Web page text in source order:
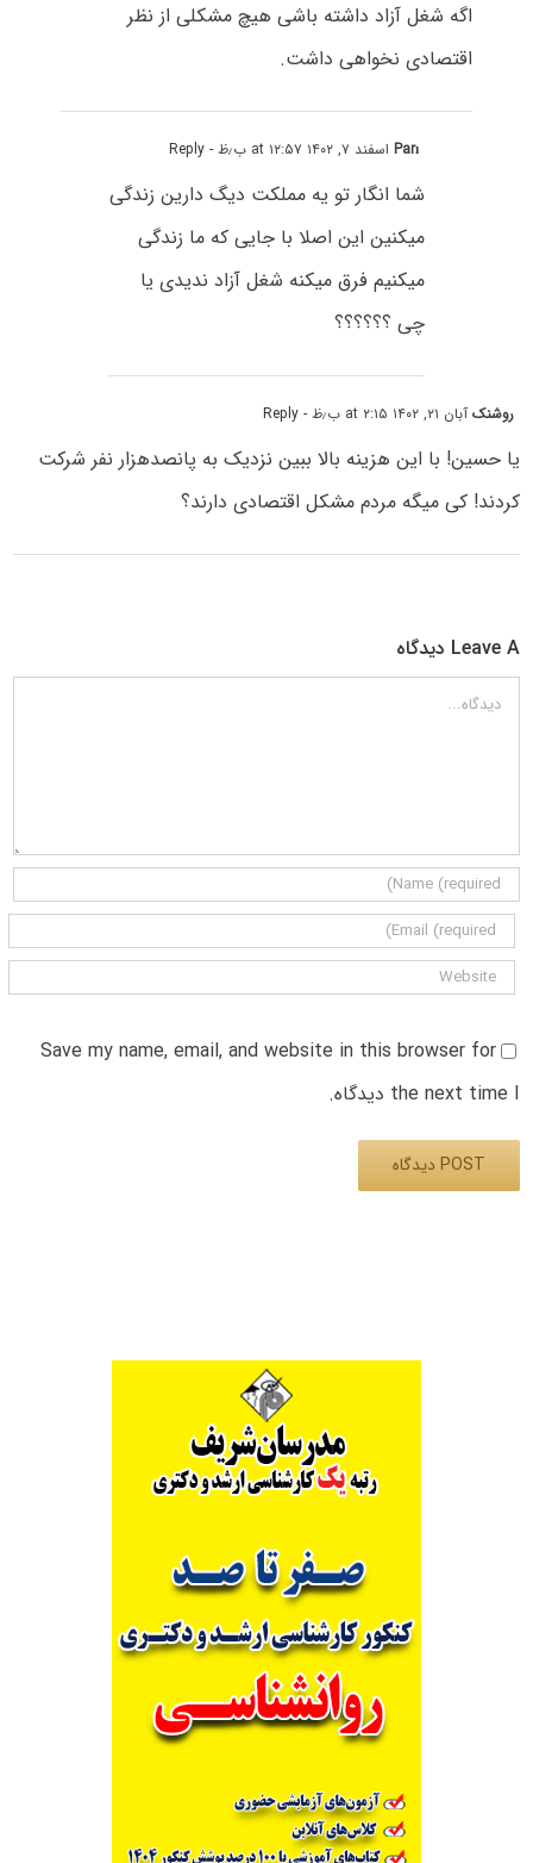
اگه شغل آزاد داشته باشی هیچ مشکلی از نظر
اقتصادی نخواهی داشت.
Parıاسفند ۷, ۱۴۰۲ at ۱۲:۵۷ ب٫ظ - Reply
شما انگار تو یه مملکت دیگ دارین زندگی
میکنین این اصلا با جایی که ما زندگی
میکنیم فرق میکنه شغل آزاد ندیدی یا
چی ؟؟؟؟؟؟
روشنکآبان ۲۱, ۱۴۰۲ at ۲:۱۵ ب٫ظ - Reply
یا حسین! با این هزینه بالا ببین نزدیک به پانصدهزار نفر شرکت
کردند! کی میگه مردم مشکل اقتصادی دارند؟
Leave A دیدگاه
دیدگاه
Save my name, email, and website in this browser for
the next time I دیدگاه.